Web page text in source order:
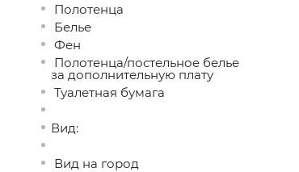
Полотенца
Белье
Фен
Полотенца/постельное белье
за дополнительную плату
Туалетная бумага
Вид:
Вид на город